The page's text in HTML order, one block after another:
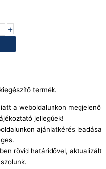
+
termék.
a weboldalunkon megjelenő
jellegűek!
ajánlatkérés leadása
rövid határidővel, aktualizált